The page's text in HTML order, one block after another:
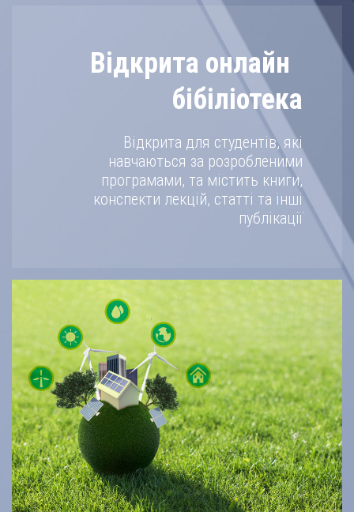
Відкрита онлайн
бібіліотека
Відкрита для студентів, які
навчаються за розробленими
програмами, та містить книги,
конспекти лекцій, статті та інші
публікації